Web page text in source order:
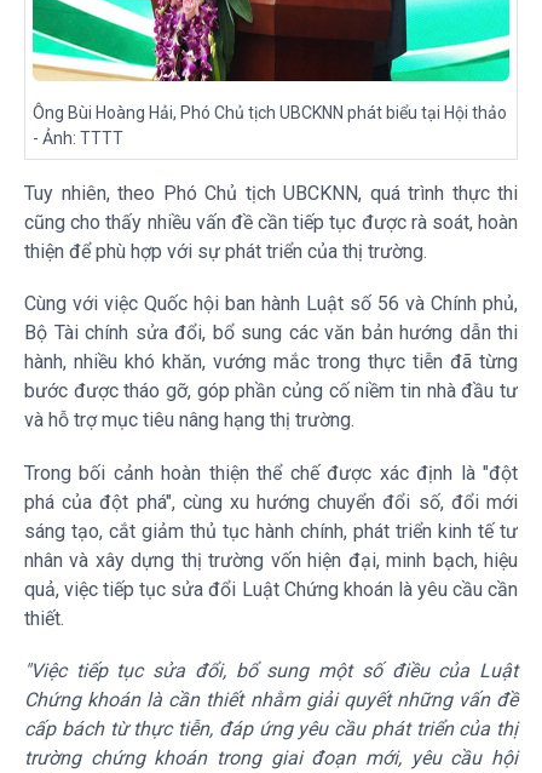
Ông Bùi Hoàng Hải, Phó Chủ tịch UBCKNN phát biểu tại Hội thảo
- Ảnh: TTTT
Tuy nhiên, theo Phó Chủ tịch UBCKNN, quá trình thực thi
cũng cho thấy nhiều vấn đề cần tiếp tục được rà soát, hoàn
thiện để phù hợp với sự phát triển của thị trường.
Cùng với việc Quốc hội ban hành Luật số 56 và Chính phủ,
Bộ Tài chính sửa đổi, bổ sung các văn bản hướng dẫn thi
hành, nhiều khó khăn, vướng mắc trong thực tiễn đã từng
bước được tháo gỡ, góp phần củng cố niềm tin nhà đầu tư
và hỗ trợ mục tiêu nâng hạng thị trường.
Trong bối cảnh hoàn thiện thể chế được xác định là "đột
phá của đột phá", cùng xu hướng chuyển đổi số, đổi mới
sáng tạo, cắt giảm thủ tục hành chính, phát triển kinh tế tư
nhân và xây dựng thị trường vốn hiện đại, minh bạch, hiệu
quả, việc tiếp tục sửa đổi Luật Chứng khoán là yêu cầu cần
thiết.
"Việc tiếp tục sửa đổi, bổ sung một số điều của Luật
Chứng khoán là cần thiết nhằm giải quyết những vấn đề
cấp bách từ thực tiễn, đáp ứng yêu cầu phát triển của thị
trường chứng khoán trong giai đoạn mới, yêu cầu hội